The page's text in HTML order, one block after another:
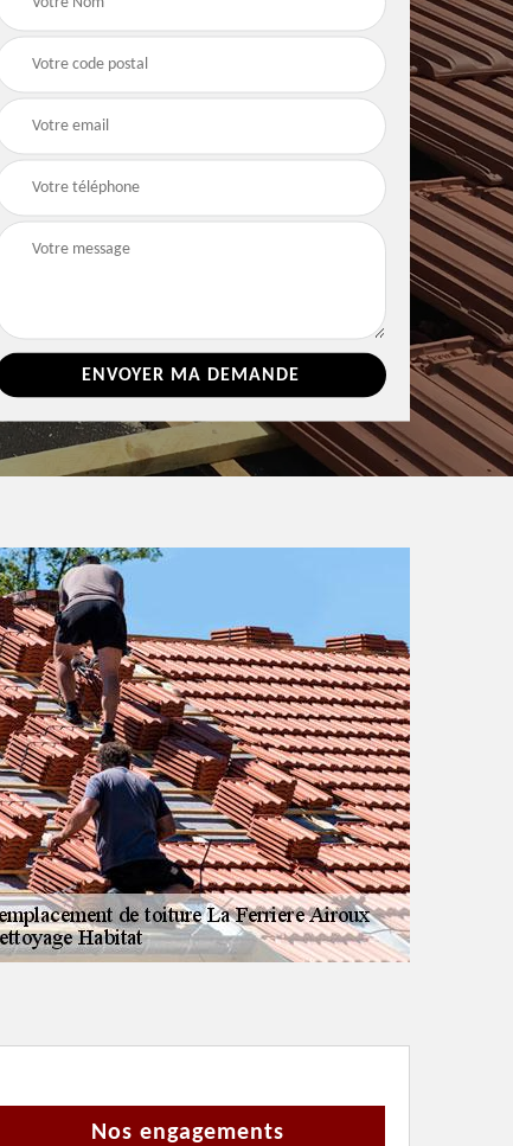
Nos engagements